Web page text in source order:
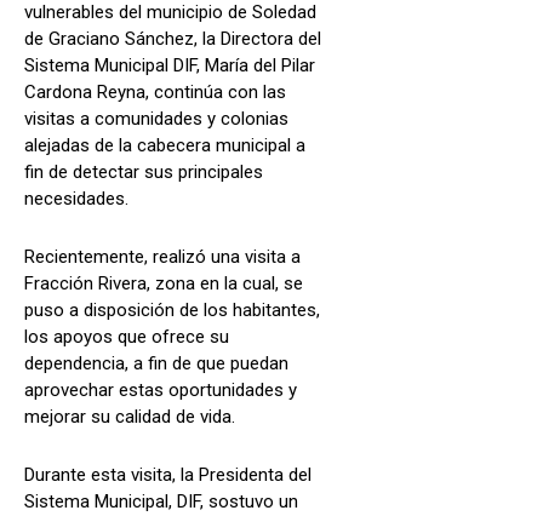
vulnerables del municipio de Soledad
de Graciano Sánchez, la Directora del
Sistema Municipal DIF, María del Pilar
Cardona Reyna, continúa con las
visitas a comunidades y colonias
alejadas de la cabecera municipal a
fin de detectar sus principales
necesidades.
Recientemente, realizó una visita a
Fracción Rivera, zona en la cual, se
puso a disposición de los habitantes,
los apoyos que ofrece su
dependencia, a fin de que puedan
aprovechar estas oportunidades y
mejorar su calidad de vida.
Durante esta visita, la Presidenta del
Sistema Municipal, DIF, sostuvo un